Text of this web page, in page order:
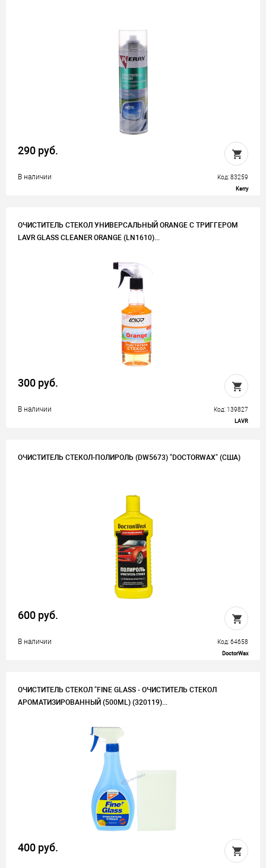
290 руб.
В наличии Код: 83259
Kerry
ОЧИСТИТЕЛЬ СТЕКОЛ УНИВЕРСАЛЬНЫЙ ORANGE С ТРИГГЕРОМ
LAVR GLASS CLEANER ORANGE (LN1610)...
300 руб.
В наличии Код: 139827
LAVR
ОЧИСТИТЕЛЬ СТЕКОЛ-ПОЛИРОЛЬ (DW5673) "DOCTORWAX" (США)
600 руб.
В наличии Код: 64658
DoctorWax
ОЧИСТИТЕЛЬ СТЕКОЛ "FINE GLASS - ОЧИСТИТЕЛЬ СТЕКОЛ
АРОМАТИЗИРОВАННЫЙ (500ML) (320119)...
400 руб.